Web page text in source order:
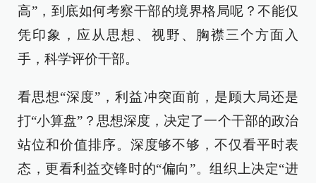
高”，到底如何考察干部的境界格局呢？不能仅
凭印象，应从思想、视野、胸襟三个方面入
手，科学评价干部。
看思想“深度”，利益冲突面前，是顾大局还是
打“小算盘”？思想深度，决定了一个干部的政治
站位和价值排序。深度够不够，不仅看平时表
态，更看利益交锋时的“偏向”。组织上决定“进